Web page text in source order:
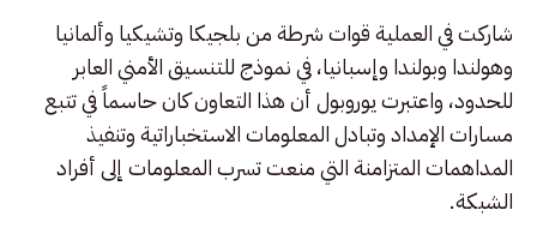
شاركت في العملية قوات شرطة من بلجيكا وتشيكيا وألمانيا
وهولندا وبولندا وإسبانيا، في نموذج للتنسيق الأمني العابر
للحدود، واعتبرت يوروبول أن هذا التعاون كان حاسماً في تتبع
مسارات الإمداد وتبادل المعلومات الاستخباراتية وتنفيذ
المداهمات المتزامنة التي منعت تسرب المعلومات إلى أفراد
الشبكة.